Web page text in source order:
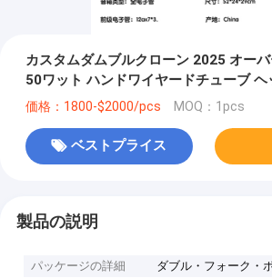
カスタムダムブルクローン 2025 オー
50ワット ハンドワイヤードチューブ ヘ
ブルー JJチューブ 50W
価格：1800-$2000/pcs MOQ：1pcs
ベストプライス
製品の説明
パッケージの詳細
ダブル・フォーク・